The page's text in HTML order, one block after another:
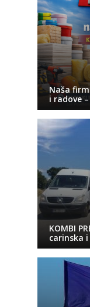
Naša
i radove
KOMBI
carinska